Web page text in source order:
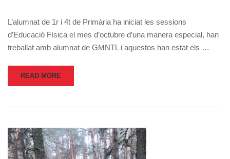
L’alumnat de 1r i 4t de Primària ha iniciat les sessions
d’Educació Física el mes d’octubre d’una manera especial, han
treballat amb alumnat de GMNTL i aquestos han estat els …
READ MORE